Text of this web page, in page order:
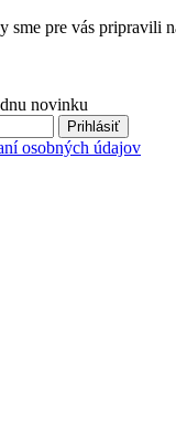
sme pre vás pripravili
novinku
Prihlásiť
osobných údajov